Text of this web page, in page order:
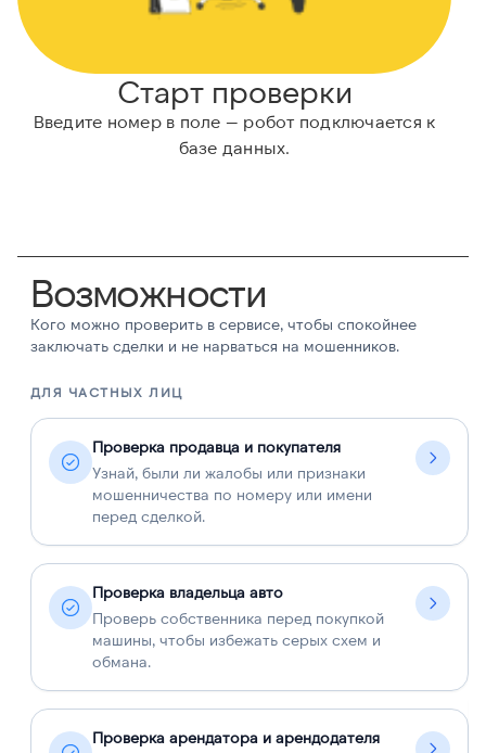
Старт проверки
Введите номер в поле — робот подключается к
базе данных.
Возможности
Кого можно проверить в сервисе, чтобы спокойнее
заключать сделки и не нарваться на мошенников.
ДЛЯ ЧАСТНЫХ ЛИЦ
Проверка продавца и покупателя
Узнай, были ли жалобы или признаки
мошенничества по номеру или имени
перед сделкой.
Проверка владельца авто
Проверь собственника перед покупкой
машины, чтобы избежать серых схем и
обмана.
Проверка арендатора и арендодателя